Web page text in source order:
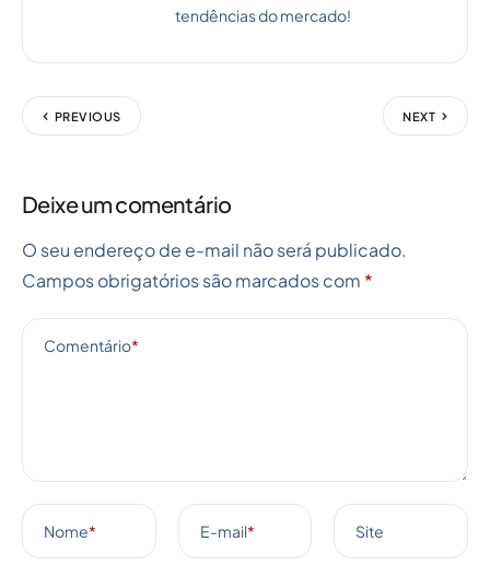
tendências do mercado!
PREVIOUS NEXT
Deixe um comentário
O seu endereço de e-mail não será publicado.
Campos obrigatórios são marcados com *
Comentário*
Nome* E-mail* Site